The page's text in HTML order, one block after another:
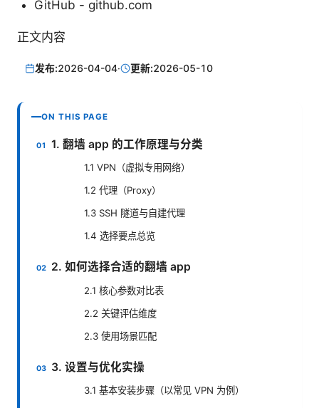
GitHub - github.com
正文内容
发布:2026-04-04· 更新:2026-05-10
ON THIS PAGE
1. 翻墙 app 的工作原理与分类
1.1 VPN（虚拟专用网络）
1.2 代理（Proxy）
1.3 SSH 隧道与自建代理
1.4 选择要点总览
2. 如何选择合适的翻墙 app
2.1 核心参数对比表
2.2 关键评估维度
2.3 使用场景匹配
3. 设置与优化实操
3.1 基本安装步骤（以常见 VPN 为例）